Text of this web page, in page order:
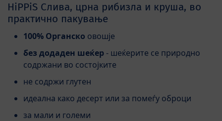
HiPPiS Слива, црна рибизла и круша, во
практично пакување
100% Органско овошје
без додаден шеќер- шеќерите се природно
содржани во состојките
не содржи глутен
идеална како десерт или за помеѓу оброци
за мали и големи